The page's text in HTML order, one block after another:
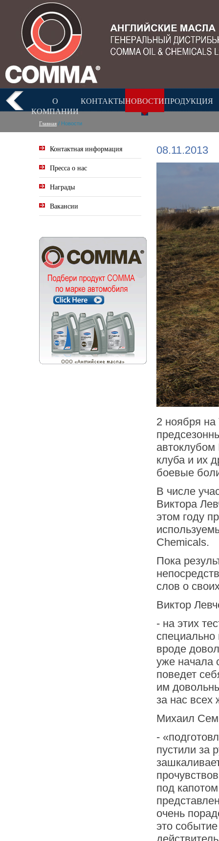
О
КОМПАНИИ
КОНТАКТЫНОВОСТИПРОДУКЦИЯ
Главная / Новости
Контактная информация
Пресса о нас
Награды
Вакансии
08.11.2013
2 ноября
автоклубом
клуба и их
боевые
В числе
Виктора
этом году
Chemicals.
Пока
слов о
Виктор
- на этих
специально
вроде
уже начала
поведет
им
за нас всех
Михаил
-
пустили за
под
очень
это